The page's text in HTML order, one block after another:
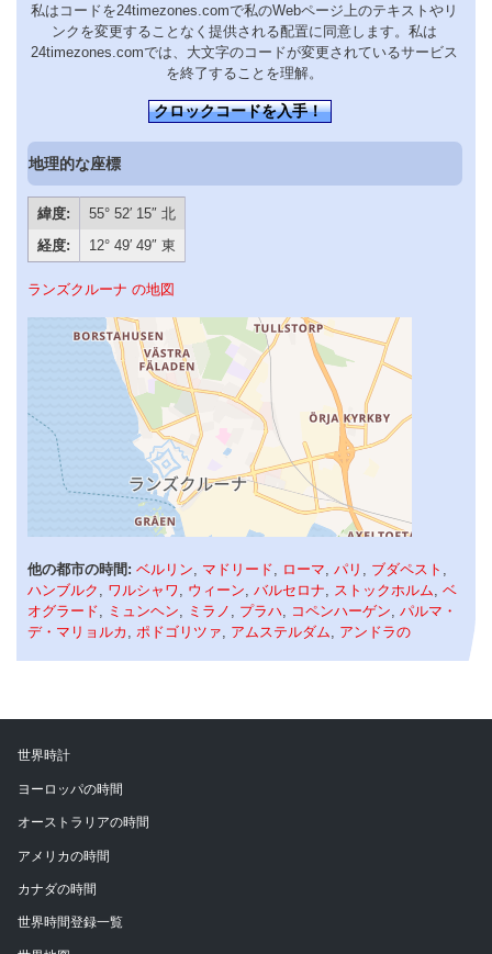
私はコードを24timezones.comで私のWebページ上のテキストやリ
ンクを変更することなく提供される配置に同意します。私は
24timezones.comでは、大文字のコードが変更されているサービス
を終了することを理解。
クロックコードを入手！
地理的な座標
緯度:
55° 52′ 15″ 北
経度:
12° 49′ 49″ 東
ランズクルーナ の地図
他の都市の時間: ベルリン マドリード ローマ パリ ブダペスト
ハンブルク
ワルシャワ ウィーン バルセロナ ストックホルム ベ
オグラード
ミュンヘン ミラノ プラハ コペンハーゲン パルマ・
デ・マリョルカ
ポドゴリツァ アムステルダム アンドラの
世界時計
ヨーロッパの時間
オーストラリアの時間
アメリカの時間
カナダの時間
世界時間登録一覧